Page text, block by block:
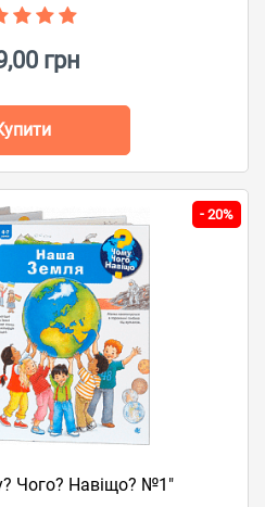
грн
- 20%
Чого? Навіщо? №1"